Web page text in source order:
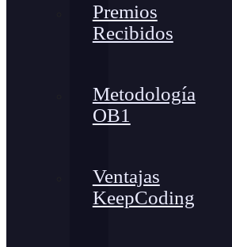
Premios
Recibidos
Metodología
OB1
Ventajas
KeepCoding